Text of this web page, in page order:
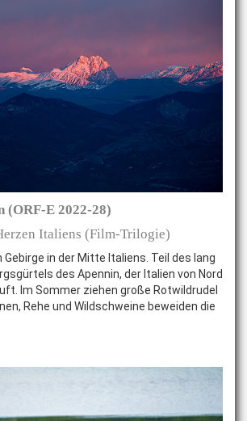
(ORF-E 2022-28)
Italiens (Film-Trilogie)
Gebirge in der Mitte Italiens. Teil des lang
des Apennin, der Italien von Nord
Im Sommer ziehen große Rotwildrudel
Rehe und Wildschweine beweiden die